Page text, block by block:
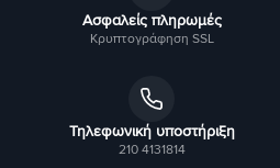
Ασφαλείς πληρωμές
Κρυπτογράφηση SSL
Τηλεφωνική υποστήριξη
210 4131814